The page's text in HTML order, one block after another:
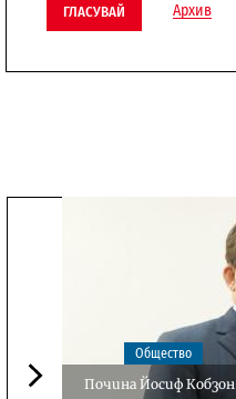
ГЛАСУВАЙ Архив
Общество
Почина Йосиф Кобзон